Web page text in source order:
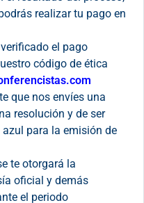
realizar tu pago en
el pago
código de ética
que nos envíes una
resolución y de ser
para la emisión de
te otorgará la
oficial y demás
el periodo